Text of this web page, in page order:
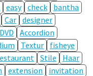
easy check
bantha
Car designer
DVD
Accordion
Textur
fisheye
Stile
Haar
extension
invitation